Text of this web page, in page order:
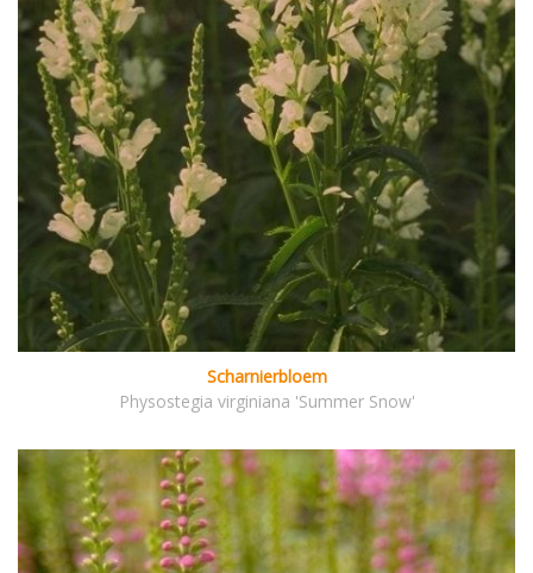
Scharnierbloem
Physostegia virginiana 'Summer Snow'